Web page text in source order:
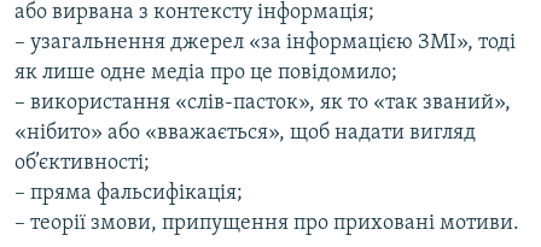
або вирвана з контексту інформація;
– узагальнення джерел «за інформацією ЗМІ», тоді
як лише одне медіа про це повідомило;
– використання «слів-пасток», як то «так званий»,
«нібито» або «вважається», щоб надати вигляд
об’єктивності;
– пряма фальсифікація;
– теорії змови, припущення про приховані мотиви.